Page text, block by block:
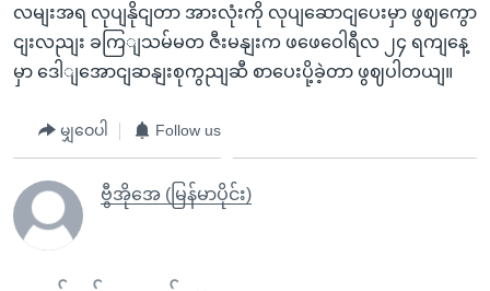
လမျးအရ လုပျနိုငျတာ အားလုံးကို လုပျဆောငျပေးမှာ ဖွဈကွော
ငျးလညျး ခကြျသမ်မတ ဇီးမနျးက ဖဖေဝေါရီလ ၂၄ ရကျနေ့
မှာ ဒေါျအောငျဆနျးစုကွညျဆီ စာပေးပို့ခဲ့တာ ဖွဈပါတယျ။
မျှဝေပါ Follow us
ဗွီအိုအေ (မြန်မာပိုင်း)